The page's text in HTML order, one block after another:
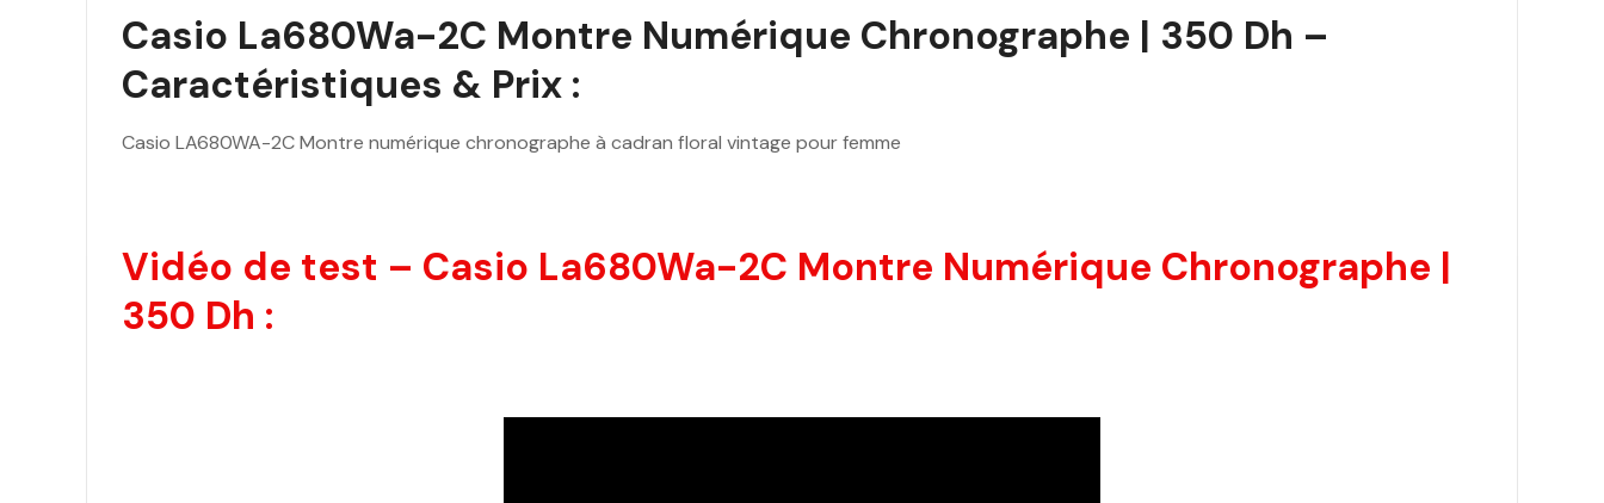
Casio La680Wa-2C Montre Numérique Chronographe | 350 Dh –
Caractéristiques & Prix :
Casio LA680WA-2C Montre numérique chronographe à cadran floral vintage pour femme
Vidéo de test – Casio La680Wa-2C Montre Numérique Chronographe |
350 Dh :